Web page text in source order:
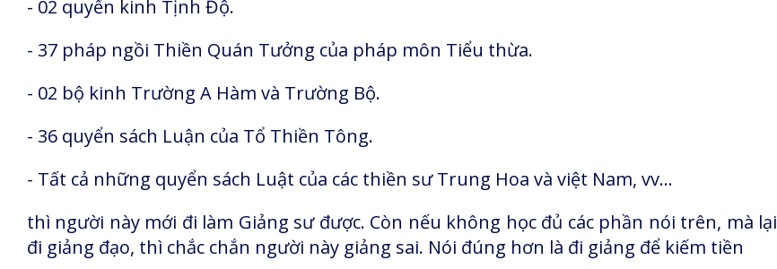
- 02 quyển kinh Tịnh Độ.
- 37 pháp ngồi Thiền Quán Tưởng của pháp môn Tiểu thừa.
- 02 bộ kinh Trường A Hàm và Trường Bộ.
- 36 quyển sách Luận của Tổ Thiền Tông.
- Tất cả những quyển sách Luật của các thiền sư Trung Hoa và việt Nam, vv…
thì người này mới đi làm Giảng sư được. Còn nếu không học đủ các phần nói trên, mà lại
đi giảng đạo, thì chắc chắn người này giảng sai. Nói đúng hơn là đi giảng để kiếm tiền